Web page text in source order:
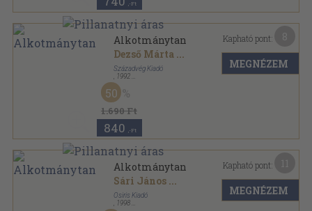
,-Ft
Alkotmánytan
Dezső Márta ...
Századvég Kiadó
1992
Ragasztott papírkötés
Politika sorozat
1.690 Ft
50
840 ,-Ft
Kapható pont:
MEGNÉZEM
Alkotmánytan
Sári János ...
Osiris Kiadó
1998
Kapható pont:
MEGNÉZEM